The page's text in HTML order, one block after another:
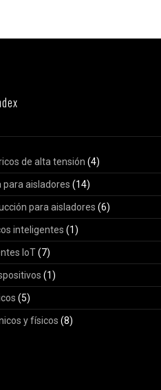
de alta tensión (4)
para aisladores (14)
para aisladores (6)
inteligentes (1)
IoT(7)
(1)
(5)
y físicos (8)